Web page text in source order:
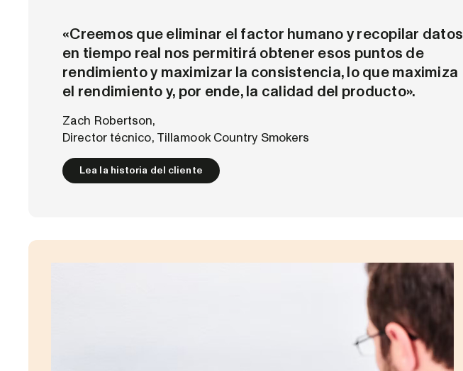
«Creemos que eliminar el factor humano y recopilar datos
en tiempo real nos permitirá obtener esos puntos de
rendimiento y maximizar la consistencia, lo que maximiza
el rendimiento y, por ende, la calidad del producto».
Zach Robertson,
Director técnico, Tillamook Country Smokers
Lea la historia del cliente